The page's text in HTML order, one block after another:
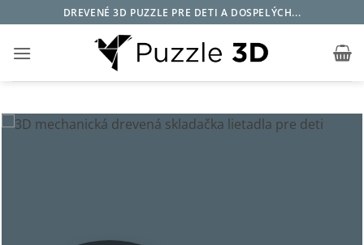
to
content
DREVENÉ 3D PUZZLE PRE DETI A DOSPELÝCH...